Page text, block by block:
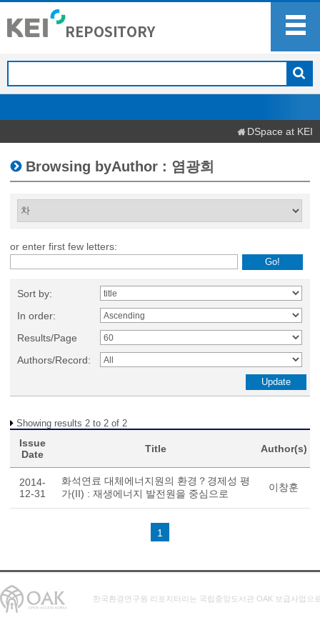
DSpace at KEI
Browsing byAuthor : 염광희
or enter first few letters:
Sort by:
In order:
Results/Page
Authors/Record:
Showing results 2 to 2 of 2
Issue
Date
Title Author(s)
2014-
12-31
화석연료 대체에너지원의 환경？경제성 평
가(II) : 재생에너지 발전원을 중심으로
이창훈
1
한국환경연구원 리포지터리는 국립중앙도서관 OAK 보급사업